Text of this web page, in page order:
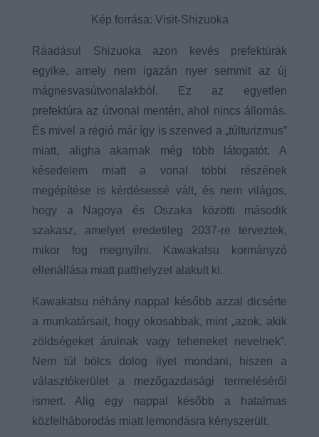
Kép forrása: Visit-Shizuoka
Ráadásul Shizuoka azon kevés prefektúrák
egyike, amely nem igazán nyer semmit az új
mágnesvasútvonalakból. Ez az egyetlen
prefektúra az útvonal mentén, ahol nincs állomás.
És mivel a régió már így is szenved a „túlturizmus”
miatt, aligha akarnak még több látogatót. A
késedelem miatt a vonal többi részének
megépítése is kérdésessé vált, és nem világos,
hogy a Nagoya és Oszaka közötti második
szakasz, amelyet eredetileg 2037-re terveztek,
mikor fog megnyílni. Kawakatsu kormányzó
ellenállása miatt patthelyzet alakult ki.
Kawakatsu néhány nappal később azzal dicsérte
a munkatársait, hogy okosabbak, mint „azok, akik
zöldségeket árulnak vagy teheneket nevelnek”.
Nem túl bölcs dolog ilyet mondani, hiszen a
választókerület a mezőgazdasági termeléséről
ismert. Alig egy nappal később a hatalmas
közfelháborodás miatt lemondásra kényszerült.